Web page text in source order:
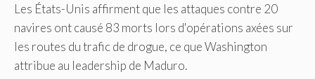
Les États-Unis affirment que les attaques contre 20
navires ont causé 83 morts lors d'opérations axées sur
les routes du trafic de drogue, ce que Washington
attribue au leadership de Maduro.